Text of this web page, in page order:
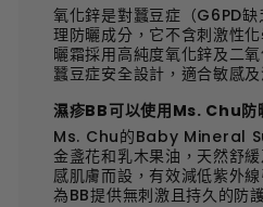
氧化鋅是對蠶豆症（G6PD
理防曬成分，它不含刺激性
曬霜採用高純度氧化鋅及二
蠶豆症安全設計，適合敏感
濕疹BB可以使用Ms. Chu防
Ms. Chu的Baby Mineral
金盞花和乳木果油，天然舒
感肌膚而設，有效減低紫外
為BB提供無刺激且持久的防